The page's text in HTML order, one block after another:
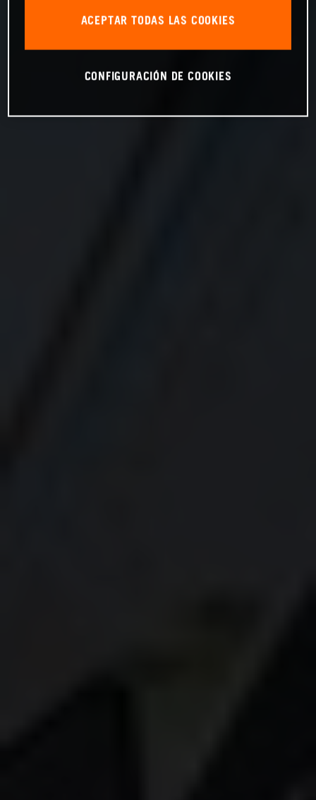
ACEPTAR TODAS LAS COOKIES
CONFIGURACIÓN DE COOKIES